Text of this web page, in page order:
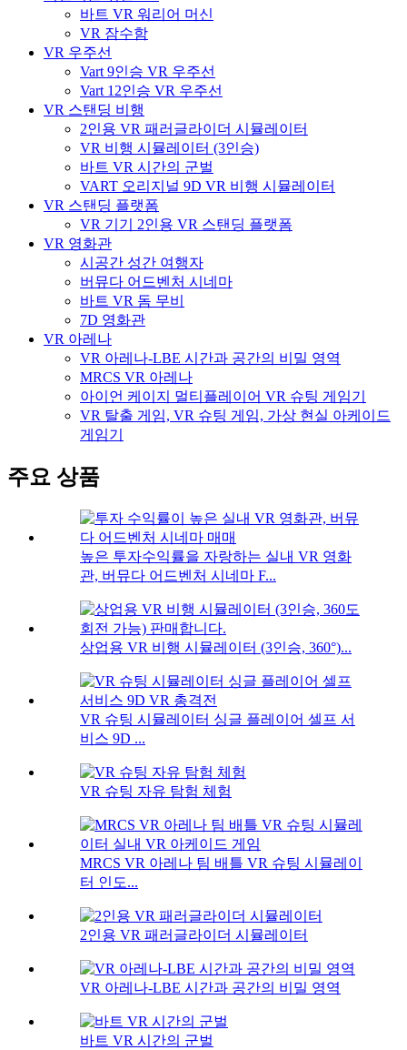
바트 VR 워리어 머신
VR 잠수함
VR 우주선
Vart 9인승 VR 우주선
Vart 12인승 VR 우주선
VR 스탠딩 비행
2인용 VR 패러글라이더 시뮬레이터
VR 비행 시뮬레이터 (3인승)
바트 VR 시간의 군벌
VART 오리지널 9D VR 비행 시뮬레이터
VR 스탠딩 플랫폼
VR 기기 2인용 VR 스탠딩 플랫폼
VR 영화관
시공간 성간 여행자
버뮤다 어드벤처 시네마
바트 VR 돔 무비
7D 영화관
VR 아레나
VR 아레나-LBE 시간과 공간의 비밀 영역
MRCS VR 아레나
아이언 케이지 멀티플레이어 VR 슈팅 게임기
VR 탈출 게임, VR 슈팅 게임, 가상 현실 아케이드
게임기
주요 상품
높은 투자수익률을 자랑하는 실내 VR 영화
관, 버뮤다 어드벤처 시네마 F...
상업용 VR 비행 시뮬레이터 (3인승, 360°)...
VR 슈팅 시뮬레이터 싱글 플레이어 셀프 서
비스 9D ...
VR 슈팅 자유 탐험 체험
MRCS VR 아레나 팀 배틀 VR 슈팅 시뮬레이
터 인도...
2인용 VR 패러글라이더 시뮬레이터
VR 아레나-LBE 시간과 공간의 비밀 영역
바트 VR 시간의 군벌